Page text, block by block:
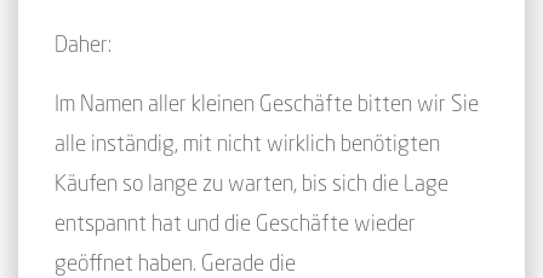
Daher:
Im Namen aller kleinen Geschäfte bitten wir Sie
alle inständig, mit nicht wirklich benötigten
Käufen so lange zu warten, bis sich die Lage
entspannt hat und die Geschäfte wieder
geöffnet haben. Gerade die